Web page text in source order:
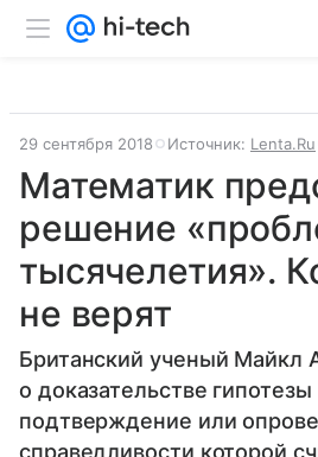
29 сентября 2018 Источник: Lenta.Ru
Математик
решение
тысячелетия».
не верят
Британский ученый Майкл
о доказательстве
подтверждение или
справедливости которой